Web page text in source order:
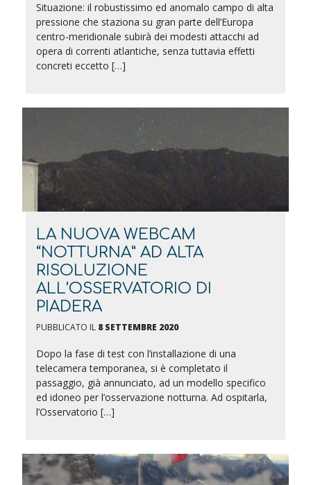
Situazione: il robustissimo ed anomalo campo di alta
pressione che staziona su gran parte dell’Europa
centro-meridionale subirà dei modesti attacchi ad
opera di correnti atlantiche, senza tuttavia effetti
concreti eccetto […]
LA NUOVA WEBCAM
“NOTTURNA” AD ALTA
RISOLUZIONE
ALL’OSSERVATORIO DI
PIADERA
PUBBLICATO IL 8 SETTEMBRE 2020
Dopo la fase di test con l’installazione di una
telecamera temporanea, si è completato il
passaggio, già annunciato, ad un modello specifico
ed idoneo per l’osservazione notturna. Ad ospitarla,
l’Osservatorio […]